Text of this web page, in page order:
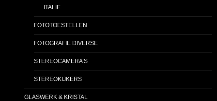
ITALIE
FOTOTOESTELLEN
FOTOGRAFIE DIVERSE
STEREOCAMERA’S
STEREOKIJKERS
GLASWERK & KRISTAL